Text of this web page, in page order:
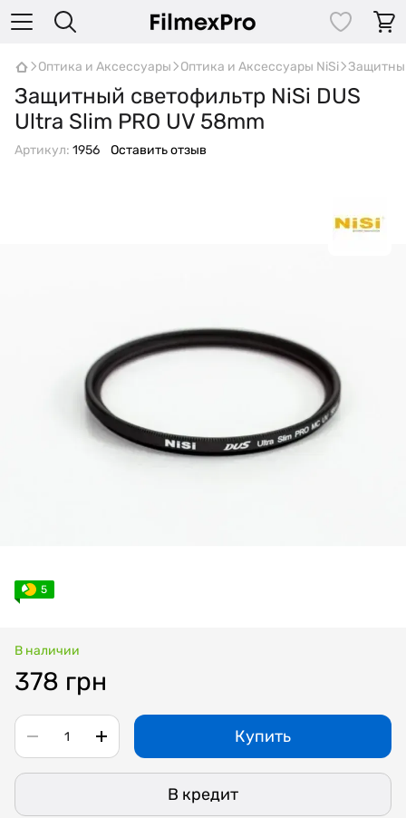
Оптика и Аксессуары Оптика и Аксессуары NiSi
Защитный светофильтр NiSi DUS
Ultra Slim PRO UV 58mm
Артикул: 1956 Оставить отзыв
5
В наличии
378 грн
Купить
В кредит